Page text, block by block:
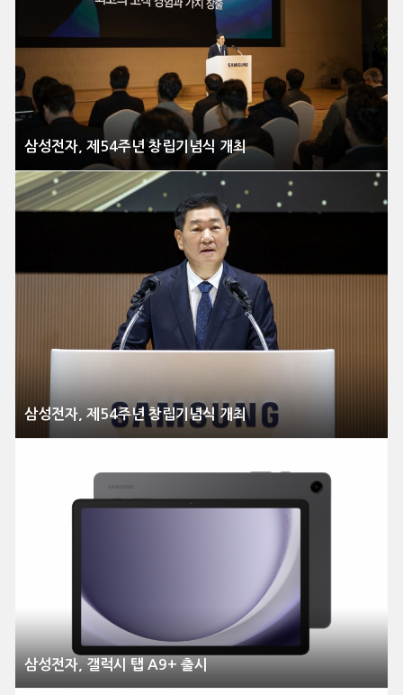
삼성전자, 제54주년 창립기념식 개최
삼성전자, 제54주년 창립기념식 개최
삼성전자, 갤럭시 탭 A9+ 출시